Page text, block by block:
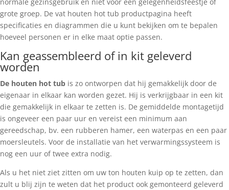
grote groep. De vat houten hot tub productpagina heeft
specificaties en diagrammen die u kunt bekijken om te bepalen
hoeveel personen er in elke maat optie passen.
Kan geassembleerd of in kit geleverd
worden
De houten hot tub is zo ontworpen dat hij gemakkelijk door de
eigenaar in elkaar kan worden gezet. Hij is verkrijgbaar in een kit
die gemakkelijk in elkaar te zetten is. De gemiddelde montagetijd
is ongeveer een paar uur en vereist een minimum aan
gereedschap, bv. een rubberen hamer, een waterpas en een paar
moersleutels. Voor de installatie van het verwarmingssysteem is
nog een uur of twee extra nodig.
Als u het niet ziet zitten om uw ton houten kuip op te zetten, dan
zult u blij zijn te weten dat het product ook gemonteerd geleverd